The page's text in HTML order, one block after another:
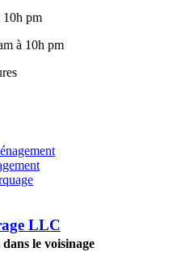
10h pm
à 10h pm
LLC
le voisinage